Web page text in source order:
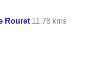
Rouret 11.78 kms